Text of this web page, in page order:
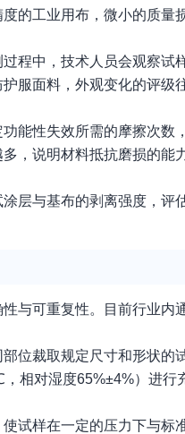
的工业用布，微小的质量
程中，技术人员会观察试
服面料，外观变化的评级
能性失效所需的摩擦次数
，说明材料抵抗磨损的能
层与基布的剥离强度，评
与可重复性。目前行业内
位裁取规定尺寸和形状的
相对湿度65%±4%）进行
试样在一定的压力下与标